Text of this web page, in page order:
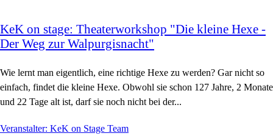
KeK on stage: Theaterworkshop "Die kleine Hexe -
Der Weg zur Walpurgisnacht"
Wie lernt man eigentlich, eine richtige Hexe zu werden? Gar nicht so
einfach, findet die kleine Hexe. Obwohl sie schon 127 Jahre, 2 Monate
und 22 Tage alt ist, darf sie noch nicht bei der...
Veranstalter: KeK on Stage Team